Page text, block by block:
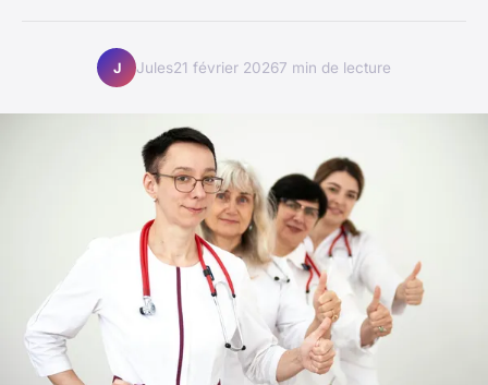
J Jules21 février 20267 min de lecture